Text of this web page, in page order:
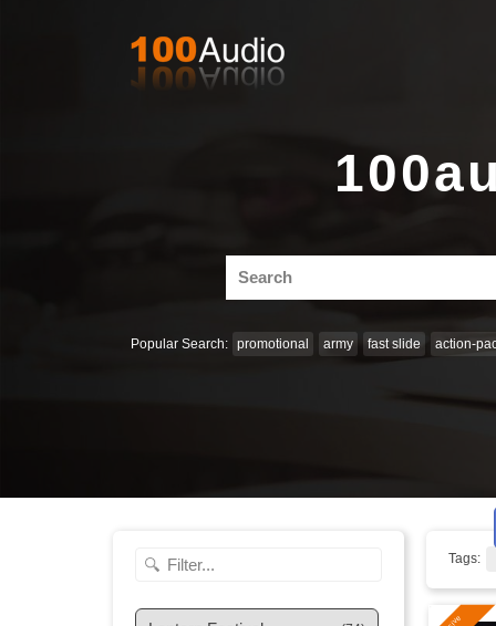
for:
Popular Search: promotional army fast slide action-
Tags: